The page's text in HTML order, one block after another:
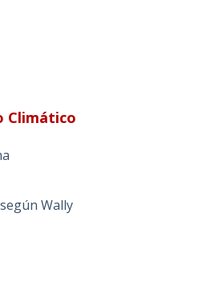
Climático
Wally